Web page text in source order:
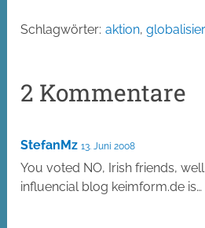
Schlagwörter: aktion,
2 Kommentare
StefanMz 13. Juni 2008
You voted NO, Irish friends,
influencial blog keimform.de is…